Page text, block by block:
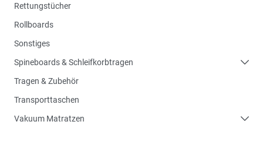
Rettungstücher
Rollboards
Sonstiges
Spineboards & Schleifkorbtragen
Tragen & Zubehör
Transporttaschen
Vakuum Matratzen